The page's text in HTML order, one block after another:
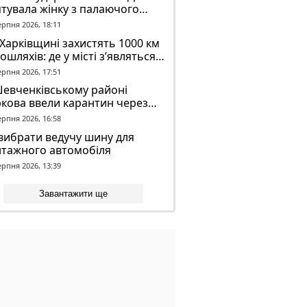
жінку з палаючого
2026, 18:11
захистять 1000 км
де у місті з’являться
сітки
2026, 17:51
районі
ввели карантин через
кажана
2026, 16:58
ведучу шину для
автомобіля
2026, 13:39
Завантажити ще